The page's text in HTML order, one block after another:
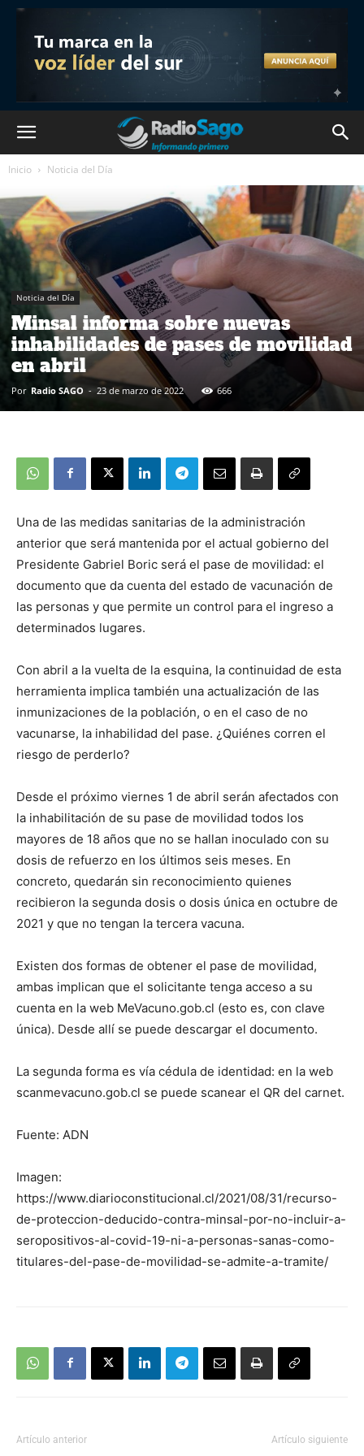
Inicio Noticia del Día
Noticia del Día
Minsal informa sobre nuevas
inhabilidades de pases de movilidad
en abril
Por Radio SAGO - 23 de marzo de 2022 666
Una de las medidas sanitarias de la administración
anterior que será mantenida por el actual gobierno del
Presidente Gabriel Boric será el pase de movilidad: el
documento que da cuenta del estado de vacunación de
las personas y que permite un control para el ingreso a
determinados lugares.
Con abril a la vuelta de la esquina, la continuidad de esta
herramienta implica también una actualización de las
inmunizaciones de la población, o en el caso de no
vacunarse, la inhabilidad del pase. ¿Quiénes corren el
riesgo de perderlo?
Desde el próximo viernes 1 de abril serán afectados con
la inhabilitación de su pase de movilidad todos los
mayores de 18 años que no se hallan inoculado con su
dosis de refuerzo en los últimos seis meses. En
concreto, quedarán sin reconocimiento quienes
recibieron la segunda dosis o dosis única en octubre de
2021 y que no tengan la tercera vacuna.
Existen dos formas de obtener el pase de movilidad,
ambas implican que el solicitante tenga acceso a su
cuenta en la web MeVacuno.gob.cl (esto es, con clave
única). Desde allí se puede descargar el documento.
La segunda forma es vía cédula de identidad: en la web
scanmevacuno.gob.cl se puede scanear el QR del carnet.
Fuente: ADN
Imagen:
https://www.diarioconstitucional.cl/2021/08/31/recurso-
de-proteccion-deducido-contra-minsal-por-no-incluir-a-
seropositivos-al-covid-19-ni-a-personas-sanas-como-
titulares-del-pase-de-movilidad-se-admite-a-tramite/
Artículo anterior Artículo siguiente